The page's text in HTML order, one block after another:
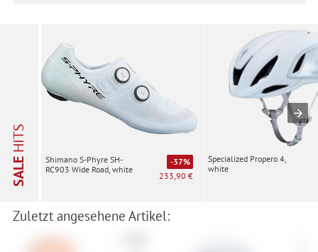
SALE
HITS
Shimano S-Phyre SH-
RC903 Wide Road, white
-37%
233,90 €
Specialized Propero 4,
white
Zuletzt angesehene Artikel: